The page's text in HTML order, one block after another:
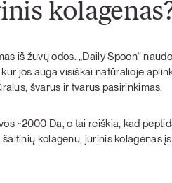
iš žuvų odos. „Daily Spoon“
jos auga visiškai natūralioje
švarus ir tvarus pasirinkimas.
~2000 Da, o tai reiškia, kad
kolagenu, jūrinis kolagenas